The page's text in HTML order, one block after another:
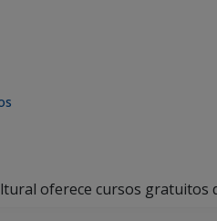
oferece cursos gratuitos